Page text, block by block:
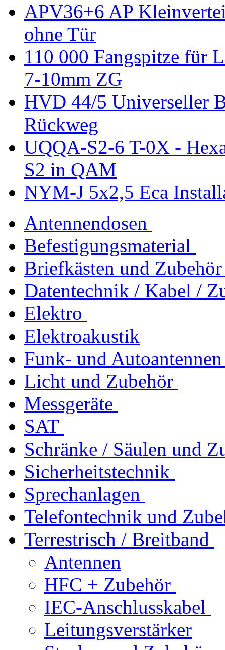
APV36+6 AP
ohne Tür
110 000 Fangspitze für
7-10mm ZG
HVD 44/5 Universeller
Rückweg
UQQA-S2-6 T-0X -
S2 in QAM
NYM-J 5x2,5 Eca
Antennendosen
Befestigungsmaterial
Briefkästen und Zubehör
Datentechnik / Kabel /
Elektro
Elektroakustik
Funk- und Autoantennen
Licht und Zubehör
Messgeräte
SAT
Schränke / Säulen und
Sicherheitstechnik
Sprechanlagen
Telefontechnik und
Terrestrisch / Breitband
Antennen
HFC + Zubehör
IEC-Anschlusskabel
Leitungsverstärker